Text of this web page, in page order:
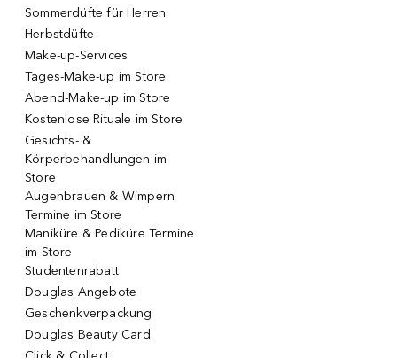
Sommerdüfte für Herren
Herbstdüfte
Make-up-Services
Tages-Make-up im Store
Abend-Make-up im Store
Kostenlose Rituale im Store
Gesichts- &
Körperbehandlungen im
Store
Augenbrauen & Wimpern
Termine im Store
Maniküre & Pediküre Termine
im Store
Studentenrabatt
Douglas Angebote
Geschenkverpackung
Douglas Beauty Card